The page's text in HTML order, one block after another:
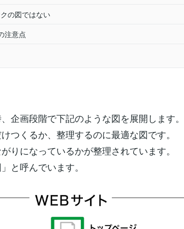
の図ではない
注意点
企画段階で下記のような図を展開します。
つくるか、整理するのに最適な図です。
りになっているかが整理されています。
と呼んでいます。